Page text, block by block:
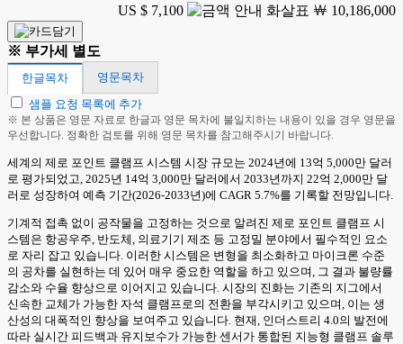
US $ 7,100
￦ 10,186,000
※ 부가세 별도
한글목차
영문목차
샘플 요청 목록에 추가
※ 본 상품은 영문 자료로 한글과 영문 목차에 불일치하는 내용이 있을 경우 영문을
우선합니다. 정확한 검토를 위해 영문 목차를 참고해주시기 바랍니다.
세계의 제로 포인트 클램프 시스템 시장 규모는 2024년에 13억 5,000만 달러
로 평가되었고, 2025년 14억 3,000만 달러에서 2033년까지 22억 2,000만 달
러로 성장하여 예측 기간(2026-2033년)에 CAGR 5.7%를 기록할 전망입니다.
기계적 접촉 없이 공작물을 고정하는 것으로 알려진 제로 포인트 클램프 시
스템은 항공우주, 반도체, 의료기기 제조 등 고정밀 분야에서 필수적인 요소
로 자리 잡고 있습니다. 이러한 시스템은 변형을 최소화하고 마이크론 수준
의 공차를 실현하는 데 있어 매우 중요한 역할을 하고 있으며, 그 결과 불량률
감소와 수율 향상으로 이어지고 있습니다. 시장의 진화는 기존의 지그에서
신속한 교체가 가능한 자석 클램프로의 전환을 부각시키고 있으며, 이는 생
산성의 대폭적인 향상을 보여주고 있습니다. 현재, 인더스트리 4.0의 발전에
따라 실시간 피드백과 유지보수가 가능한 센서가 통합된 지능형 클램프 솔루